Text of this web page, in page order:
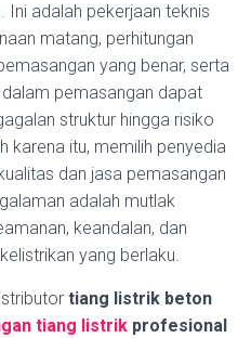
Ini adalah pekerjaan teknis
matang, perhitungan
yang benar, serta
pemasangan dapat
struktur hingga risiko
karena itu, memilih penyedia
dan jasa pemasangan
adalah mutlak
keandalan, dan
yang berlaku.
tiang listrik beton
tiang listrik profesional